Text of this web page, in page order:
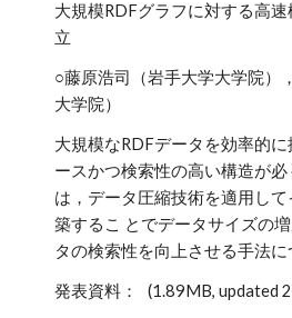
大規模RDFグラフに対する高
立
○藤原浩司（岩手大学大学院）
大学院）
大規模なRDFデータを効率的
ースかつ検索性の高い構造が
は，データ圧縮技術を適用し
築するこ とでデータサイズの
タの検索性を向上させる手法に
発表資料： (1.89MB, updated